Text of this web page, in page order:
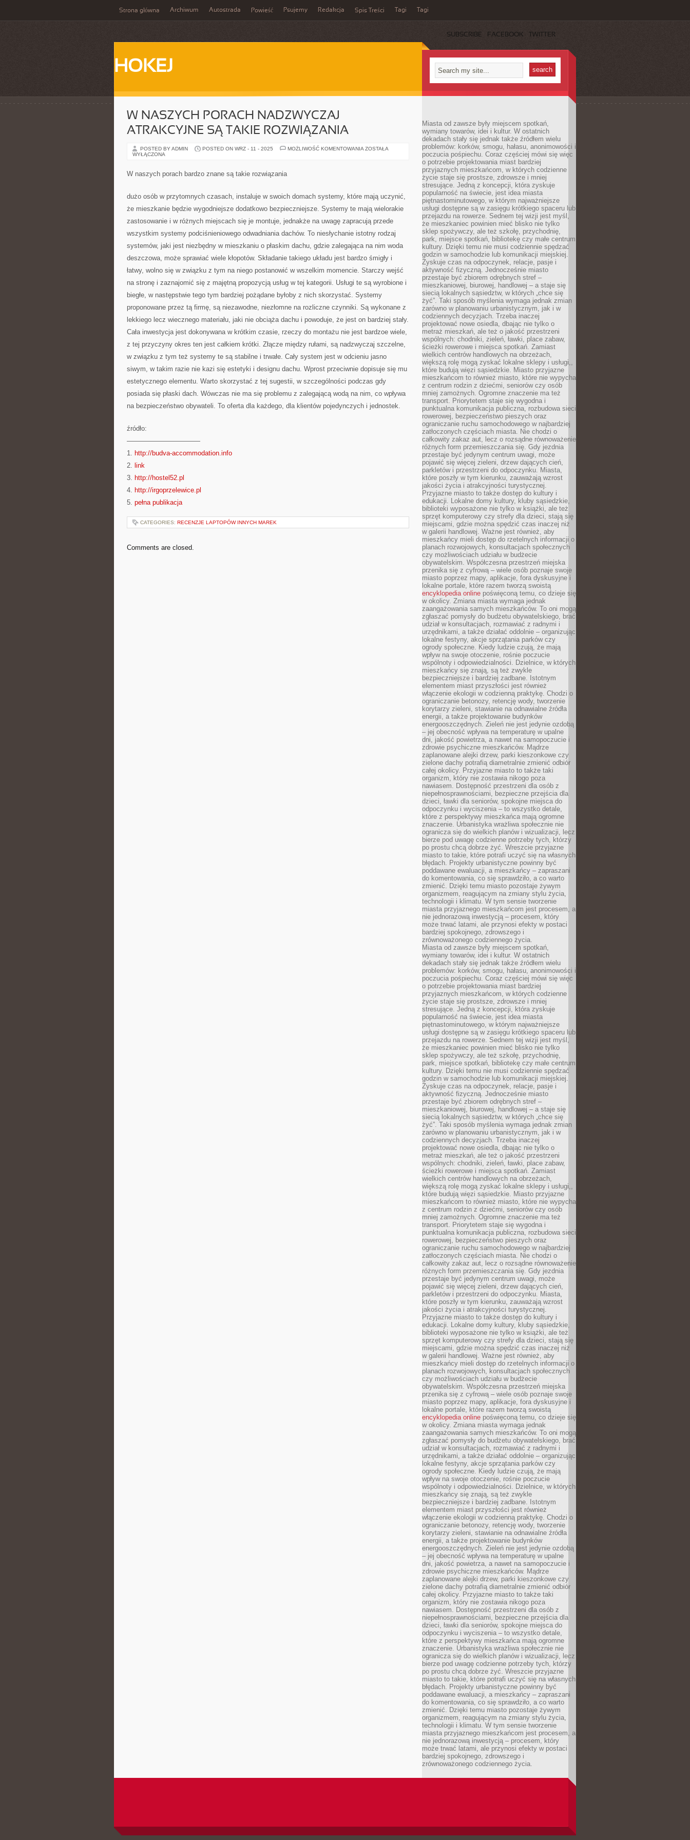
Strona główna Archiwum Autostrada Powieść Psujemy Redakcja Spis Treści Tagi Tagi
SUBSCRIBE FACEBOOK TWITTER
HOKEJ
W NASZYCH PORACH NADZWYCZAJ
ATRAKCYJNE SĄ TAKIE ROZWIĄZANIA
POSTED BY ADMIN POSTED ON WRZ - 11 - 2025 MOŻLIWOŚĆ KOMENTOWANIA W
ZOSTAŁA
WYŁĄCZONA
W naszych porach bardzo znane są takie rozwiązania
dużo osób w przytomnych czasach, instaluje w swoich domach systemy, które mają uczynić,
że mieszkanie będzie wygodniejsze dodatkowo bezpieczniejsze. Systemy te mają wielorakie
zastosowanie i w różnych miejscach się je montuje, jednakże na uwagę zapracują przede
wszystkim systemy podciśnieniowego odwadniania dachów. To niesłychanie istotny rodzaj
systemów, jaki jest niezbędny w mieszkaniu o płaskim dachu, gdzie zalegająca na nim woda
deszczowa, może sprawiać wiele kłopotów. Składanie takiego układu jest bardzo śmigły i
łatwy, wolno się w związku z tym na niego postanowić w wszelkim momencie. Starczy wejść
na stronę i zaznajomić się z majętną propozycją usług w tej kategorii. Usługi te są wyrobione i
biegłe, w następstwie tego tym bardziej pożądane byłoby z nich skorzystać. Systemy
proponowane przez tą firmę, są niezawodne, niezłomne na rozliczne czynniki. Są wykonane z
lekkiego lecz wiecznego materiału, jaki nie obciąża dachu i powoduje, że jest on bardziej stały.
Cała inwestycja jest dokonywana w krótkim czasie, rzeczy do montażu nie jest bardzoe wiele,
z tej przyczyny okres ten jest całkiem krótki. Złącze między rułami, są nadzwyczaj szczelne,
w związku z tym też systemy te są stabilne i trwałe. Cały system jest w odcieniu jasno
siwym, w takim razie nie kazi się estetyki i designu dachu. Wprost przeciwnie dopisuje się mu
estetycznego elementu. Warto skorzystać z tej sugestii, w szczególności podczas gdy
posiada się płaski dach. Wówczas nie ma się problemu z zalegającą wodą na nim, co wpływa
na bezpieczeństwo obywateli. To oferta dla każdego, dla klientów pojedynczych i jednostek.
źródło:
———————————
1. http://budva-accommodation.info
2. link
3. http://hostel52.pl
4. http://irgoprzelewice.pl
5. pełna publikacja
CATEGORIES: RECENZJE LAPTOPÓW INNYCH MAREK
Comments are closed.
Miasta od zawsze były miejscem spotkań,
wymiany towarów, idei i kultur. W ostatnich
dekadach stały się jednak także źródłem wielu
problemów: korków, smogu, hałasu, anonimowości i
poczucia pośpiechu. Coraz częściej mówi się więc
o potrzebie projektowania miast bardziej
przyjaznych mieszkańcom, w których codzienne
życie staje się prostsze, zdrowsze i mniej
stresujące. Jedną z koncepcji, która zyskuje
popularność na świecie, jest idea miasta
piętnastominutowego, w którym najważniejsze
usługi dostępne są w zasięgu krótkiego spaceru lub
przejazdu na rowerze. Sednem tej wizji jest myśl,
że mieszkaniec powinien mieć blisko nie tylko
sklep spożywczy, ale też szkołę, przychodnię,
park, miejsce spotkań, bibliotekę czy małe centrum
kultury. Dzięki temu nie musi codziennie spędzać
godzin w samochodzie lub komunikacji miejskiej.
Zyskuje czas na odpoczynek, relacje, pasje i
aktywność fizyczną. Jednocześnie miasto
przestaje być zbiorem odrębnych stref –
mieszkaniowej, biurowej, handlowej – a staje się
siecią lokalnych sąsiedztw, w których „chce się
żyć”. Taki sposób myślenia wymaga jednak zmian
zarówno w planowaniu urbanistycznym, jak i w
codziennych decyzjach. Trzeba inaczej
projektować nowe osiedla, dbając nie tylko o
metraż mieszkań, ale też o jakość przestrzeni
wspólnych: chodniki, zieleń, ławki, place zabaw,
ścieżki rowerowe i miejsca spotkań. Zamiast
wielkich centrów handlowych na obrzeżach,
większą rolę mogą zyskać lokalne sklepy i usługi,,
które budują więzi sąsiedzkie. Miasto przyjazne
mieszkańcom to również miasto, które nie wypycha
z centrum rodzin z dziećmi, seniorów czy osób
mniej zamożnych. Ogromne znaczenie ma też
transport. Priorytetem staje się wygodna i
punktualna komunikacja publiczna, rozbudowa sieci
rowerowej, bezpieczeństwo pieszych oraz
ograniczanie ruchu samochodowego w najbardziej
zatłoczonych częściach miasta. Nie chodzi o
całkowity zakaz aut, lecz o rozsądne równoważenie
różnych form przemieszczania się. Gdy jezdnia
przestaje być jedynym centrum uwagi, może
pojawić się więcej zieleni, drzew dających cień,
parkletów i przestrzeni do odpoczynku. Miasta,
które poszły w tym kierunku, zauważają wzrost
jakości życia i atrakcyjności turystycznej.
Przyjazne miasto to także dostęp do kultury i
edukacji. Lokalne domy kultury, kluby sąsiedzkie,
biblioteki wyposażone nie tylko w książki, ale też
sprzęt komputerowy czy strefy dla dzieci, stają się
miejscami, gdzie można spędzić czas inaczej niż
w galerii handlowej. Ważne jest również, aby
mieszkańcy mieli dostęp do rzetelnych informacji o
planach rozwojowych, konsultacjach społecznych
czy możliwościach udziału w budżecie
obywatelskim. Współczesna przestrzeń miejska
przenika się z cyfrową – wiele osób poznaje swoje
miasto poprzez mapy, aplikacje, fora dyskusyjne i
lokalne portale, które razem tworzą swoistą
encyklopedia online poświęconą temu, co dzieje się
w okolicy. Zmiana miasta wymaga jednak
zaangażowania samych mieszkańców. To oni mogą
zgłaszać pomysły do budżetu obywatelskiego, brać
udział w konsultacjach, rozmawiać z radnymi i
urzędnikami, a także działać oddolnie – organizując
lokalne festyny, akcje sprzątania parków czy
ogrody społeczne. Kiedy ludzie czują, że mają
wpływ na swoje otoczenie, rośnie poczucie
wspólnoty i odpowiedzialności. Dzielnice, w których
mieszkańcy się znają, są też zwykle
bezpieczniejsze i bardziej zadbane. Istotnym
elementem miast przyszłości jest również
włączenie ekologii w codzienną praktykę. Chodzi o
ograniczanie betonozy, retencję wody, tworzenie
korytarzy zieleni, stawianie na odnawialne źródła
energii, a także projektowanie budynków
energooszczędnych. Zieleń nie jest jedynie ozdobą
– jej obecność wpływa na temperaturę w upalne
dni, jakość powietrza, a nawet na samopoczucie i
zdrowie psychiczne mieszkańców. Mądrze
zaplanowane alejki drzew, parki kieszonkowe czy
zielone dachy potrafią diametralnie zmienić odbiór
całej okolicy. Przyjazne miasto to także taki
organizm, który nie zostawia nikogo poza
nawiasem. Dostępność przestrzeni dla osób z
niepełnosprawnościami, bezpieczne przejścia dla
dzieci, ławki dla seniorów, spokojne miejsca do
odpoczynku i wyciszenia – to wszystko detale,
które z perspektywy mieszkańca mają ogromne
znaczenie. Urbanistyka wrażliwa społecznie nie
ogranicza się do wielkich planów i wizualizacji, lecz
bierze pod uwagę codzienne potrzeby tych, którzy
po prostu chcą dobrze żyć. Wreszcie przyjazne
miasto to takie, które potrafi uczyć się na własnych
błędach. Projekty urbanistyczne powinny być
poddawane ewaluacji, a mieszkańcy – zapraszani
do komentowania, co się sprawdziło, a co warto
zmienić. Dzięki temu miasto pozostaje żywym
organizmem, reagującym na zmiany stylu życia,
technologii i klimatu. W tym sensie tworzenie
miasta przyjaznego mieszkańcom jest procesem, a
nie jednorazową inwestycją – procesem, który
może trwać latami, ale przynosi efekty w postaci
bardziej spokojnego, zdrowszego i
zrównoważonego codziennego życia.
Miasta od zawsze były miejscem spotkań,
wymiany towarów, idei i kultur. W ostatnich
dekadach stały się jednak także źródłem wielu
problemów: korków, smogu, hałasu, anonimowości i
poczucia pośpiechu. Coraz częściej mówi się więc
o potrzebie projektowania miast bardziej
przyjaznych mieszkańcom, w których codzienne
życie staje się prostsze, zdrowsze i mniej
stresujące. Jedną z koncepcji, która zyskuje
popularność na świecie, jest idea miasta
piętnastominutowego, w którym najważniejsze
usługi dostępne są w zasięgu krótkiego spaceru lub
przejazdu na rowerze. Sednem tej wizji jest myśl,
że mieszkaniec powinien mieć blisko nie tylko
sklep spożywczy, ale też szkołę, przychodnię,
park, miejsce spotkań, bibliotekę czy małe centrum
kultury. Dzięki temu nie musi codziennie spędzać
godzin w samochodzie lub komunikacji miejskiej.
Zyskuje czas na odpoczynek, relacje, pasje i
aktywność fizyczną. Jednocześnie miasto
przestaje być zbiorem odrębnych stref –
mieszkaniowej, biurowej, handlowej – a staje się
siecią lokalnych sąsiedztw, w których „chce się
żyć”. Taki sposób myślenia wymaga jednak zmian
zarówno w planowaniu urbanistycznym, jak i w
codziennych decyzjach. Trzeba inaczej
projektować nowe osiedla, dbając nie tylko o
metraż mieszkań, ale też o jakość przestrzeni
wspólnych: chodniki, zieleń, ławki, place zabaw,
ścieżki rowerowe i miejsca spotkań. Zamiast
wielkich centrów handlowych na obrzeżach,
większą rolę mogą zyskać lokalne sklepy i usługi,,
które budują więzi sąsiedzkie. Miasto przyjazne
mieszkańcom to również miasto, które nie wypycha
z centrum rodzin z dziećmi, seniorów czy osób
mniej zamożnych. Ogromne znaczenie ma też
transport. Priorytetem staje się wygodna i
punktualna komunikacja publiczna, rozbudowa sieci
rowerowej, bezpieczeństwo pieszych oraz
ograniczanie ruchu samochodowego w najbardziej
zatłoczonych częściach miasta. Nie chodzi o
całkowity zakaz aut, lecz o rozsądne równoważenie
różnych form przemieszczania się. Gdy jezdnia
przestaje być jedynym centrum uwagi, może
pojawić się więcej zieleni, drzew dających cień,
parkletów i przestrzeni do odpoczynku. Miasta,
które poszły w tym kierunku, zauważają wzrost
jakości życia i atrakcyjności turystycznej.
Przyjazne miasto to także dostęp do kultury i
edukacji. Lokalne domy kultury, kluby sąsiedzkie,
biblioteki wyposażone nie tylko w książki, ale też
sprzęt komputerowy czy strefy dla dzieci, stają się
miejscami, gdzie można spędzić czas inaczej niż
w galerii handlowej. Ważne jest również, aby
mieszkańcy mieli dostęp do rzetelnych informacji o
planach rozwojowych, konsultacjach społecznych
czy możliwościach udziału w budżecie
obywatelskim. Współczesna przestrzeń miejska
przenika się z cyfrową – wiele osób poznaje swoje
miasto poprzez mapy, aplikacje, fora dyskusyjne i
lokalne portale, które razem tworzą swoistą
encyklopedia online poświęconą temu, co dzieje się
w okolicy. Zmiana miasta wymaga jednak
zaangażowania samych mieszkańców. To oni mogą
zgłaszać pomysły do budżetu obywatelskiego, brać
udział w konsultacjach, rozmawiać z radnymi i
urzędnikami, a także działać oddolnie – organizując
lokalne festyny, akcje sprzątania parków czy
ogrody społeczne. Kiedy ludzie czują, że mają
wpływ na swoje otoczenie, rośnie poczucie
wspólnoty i odpowiedzialności. Dzielnice, w których
mieszkańcy się znają, są też zwykle
bezpieczniejsze i bardziej zadbane. Istotnym
elementem miast przyszłości jest również
włączenie ekologii w codzienną praktykę. Chodzi o
ograniczanie betonozy, retencję wody, tworzenie
korytarzy zieleni, stawianie na odnawialne źródła
energii, a także projektowanie budynków
energooszczędnych. Zieleń nie jest jedynie ozdobą
– jej obecność wpływa na temperaturę w upalne
dni, jakość powietrza, a nawet na samopoczucie i
zdrowie psychiczne mieszkańców. Mądrze
zaplanowane alejki drzew, parki kieszonkowe czy
zielone dachy potrafią diametralnie zmienić odbiór
całej okolicy. Przyjazne miasto to także taki
organizm, który nie zostawia nikogo poza
nawiasem. Dostępność przestrzeni dla osób z
niepełnosprawnościami, bezpieczne przejścia dla
dzieci, ławki dla seniorów, spokojne miejsca do
odpoczynku i wyciszenia – to wszystko detale,
które z perspektywy mieszkańca mają ogromne
znaczenie. Urbanistyka wrażliwa społecznie nie
ogranicza się do wielkich planów i wizualizacji, lecz
bierze pod uwagę codzienne potrzeby tych, którzy
po prostu chcą dobrze żyć. Wreszcie przyjazne
miasto to takie, które potrafi uczyć się na własnych
błędach. Projekty urbanistyczne powinny być
poddawane ewaluacji, a mieszkańcy – zapraszani
do komentowania, co się sprawdziło, a co warto
zmienić. Dzięki temu miasto pozostaje żywym
organizmem, reagującym na zmiany stylu życia,
technologii i klimatu. W tym sensie tworzenie
miasta przyjaznego mieszkańcom jest procesem, a
nie jednorazową inwestycją – procesem, który
może trwać latami, ale przynosi efekty w postaci
bardziej spokojnego, zdrowszego i
zrównoważonego codziennego życia.